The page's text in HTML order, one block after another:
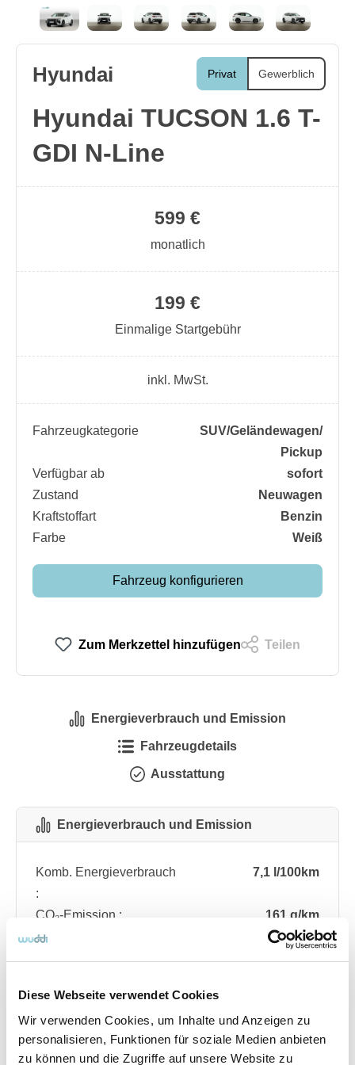
Diese Webseite verwendet Cookies
Wir verwenden Cookies, um Inhalte und Anzeigen zu
personalisieren, Funktionen für soziale Medien anbieten
zu können und die Zugriffe auf unsere Website zu
Privat Gewerblich
Hyundai
Hyundai TUCSON 1.6 T-
GDI N-Line
199 €
Einmalige Startgebühr
599 €
monatlich
inkl. MwSt.
Fahrzeugkategorie
SUV/​Geländewagen/​
Pickup
Verfügbar ab
sofort
Zustand
Neuwagen
Kraftstoffart
Benzin
Farbe
Weiß
Fahrzeug konfigurieren
Zum Merkzettel hinzufügen Teilen
Energieverbrauch und Emission
Fahrzeugdetails
Ausstattung
Energieverbrauch und Emission
Komb. Energieverbrauch
:
7,1 l/100km
CO₂-Emission :
161 g/km
CO₂-Klasse :
F
Angebotsnummer ABO76.466